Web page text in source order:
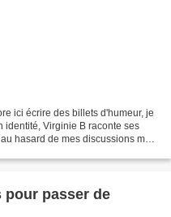
ici écrire des billets d'humeur, je
identité, Virginie B raconte ses
hasard de mes discussions mais
pour passer de